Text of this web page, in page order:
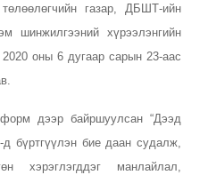
газар, ДБШТ-ийн
шинжилгээний хүрээлэнгийн
оны 6 дугаар сарын 23-аас
дээр байршуулсан “Дээд
бүртгүүлэн бие даан судалж,
хэрэглэгддэг манлайлал,